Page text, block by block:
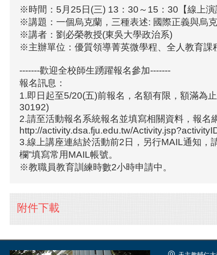
※時間：5月25日(三) 13：30～15：30【線上演
※講題：一個烏克蘭，三種表述: 國際正義與烏
※講者：劉必榮教授(東吳大學政治系)
※主辦單位：優質領導菁英微學程、全人教育課
-------歡迎全校師生踴躍報名參加-------
報名訊息：
1.即日起至5/20(五)前報名，名額有限，額滿為
30192)
2.請至活動報名系統報名並填寫相關資料，報名
http://activity.dsa.fju.edu.tw/
3.線上講座連結於活動前2日，另行MAIL通知，
欄”填寫常用MAIL帳號。
※教職員教育訓練時數2小時申請中。
附件下載